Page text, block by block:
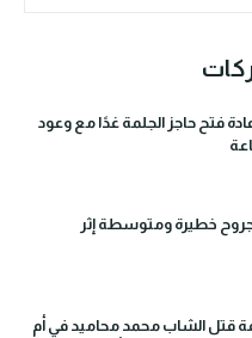
فتح حاجز الجلمة غدًا مع وعود
خطيرة ومتوسطة إثر
قتل الشاب محمد محاميد في أم